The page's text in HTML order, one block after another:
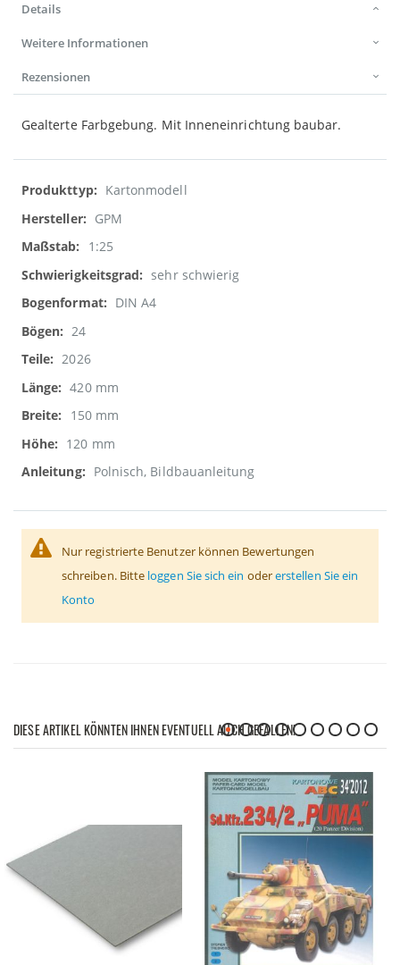
Details
Weitere Informationen
Rezensionen
Gealterte Farbgebung. Mit Inneneinrichtung baubar.
Weitere
Informationen
Kartonmodell
GPM
1:25
sehr schwierig
DIN A4
24
2026
420 mm
150 mm
120 mm
Polnisch, Bildbauanleitung
Nur registrierte Benutzer können Bewertungen
schreiben. Bitte loggen Sie sich ein odererstellen Sie ein
Konto
DIESE ARTIKEL KÖNNTEN IHNEN EVENTUELL AUCH GEFALLEN!